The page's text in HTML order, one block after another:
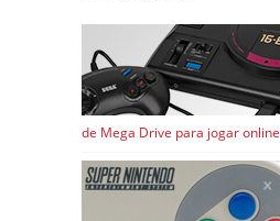
de Mega Drive para jogar online